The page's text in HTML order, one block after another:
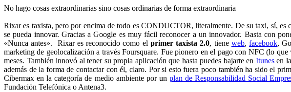
No hago cosas extraordinarias sino cosas ordinarias de forma extraordinaria
Rixar es taxista, pero por encima de todo es CONDUCTOR, literalmente. De su taxi, sí,
se pueda innovar. Gracias a Google es muy fácil reconocer a un innovador. Basta con
«Nunca antes». Rixar es reconocido como el primer taxista 2.0, tiene web, facebook,
marketing de geolocalización a través Foursquare. Fue pionero en el pago con NFC (lo
meses. También innovó al tener su propia aplicación que hasta puedes bajarte en Itunes en
además de la forma de contactar con él, claro. Por si esto fuera poco también ha sido el
Cibermax en la categoría de medio ambiente por unplan de Responsabilidad Social
Fundación Telefónica o Antena3.